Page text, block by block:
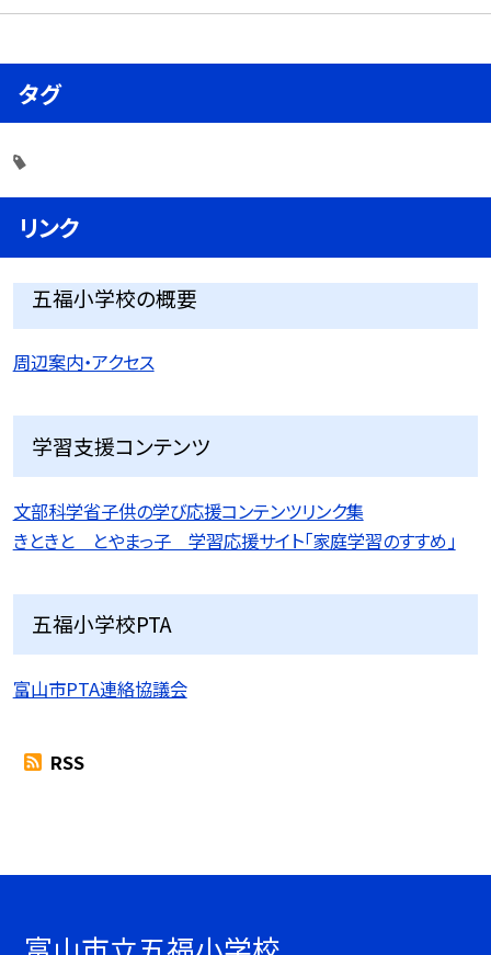
タグ
リンク
五福小学校の概要
周辺案内・アクセス
学習支援コンテンツ
文部科学省子供の学び応援コンテンツリンク集
きときと とやまっ子 学習応援サイト「家庭学習のすすめ」
五福小学校PTA
富山市PTA連絡協議会
RSS